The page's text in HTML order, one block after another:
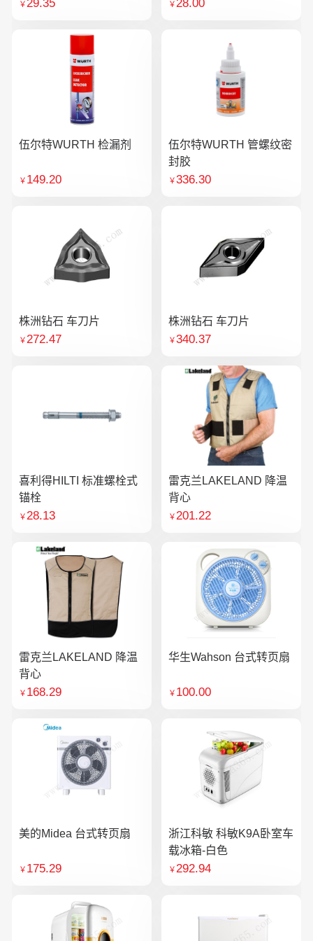
￥29.35 ￥28.00
伍尔特WURTH 检漏剂
￥ 149.20
伍尔特WURTH 管螺纹密
封胶
￥336.30
株洲钻石 车刀片
￥272.47
株洲钻石 车刀片
￥340.37
喜利得HILTI 标准螺栓式
锚栓
￥28.13
雷克兰LAKELAND 降温
背心
￥201.22
雷克兰LAKELAND 降温
背心
￥ 168.29
华生Wahson 台式转页扇
￥ 100.00
美的Midea 台式转页扇
￥ 175.29
浙江科敏 科敏K9A卧室车
载冰箱-白色
￥292.94